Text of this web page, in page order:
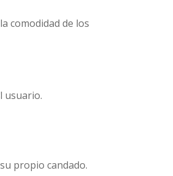
comodidad de los
usuario.
propio candado.